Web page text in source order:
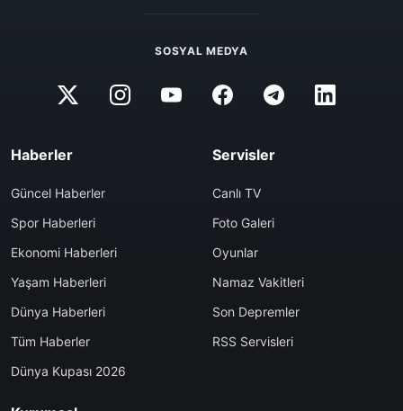
SOSYAL MEDYA
Haberler
Güncel Haberler
Spor Haberleri
Ekonomi Haberleri
Yaşam Haberleri
Dünya Haberleri
Tüm Haberler
Dünya Kupası 2026
Servisler
Canlı TV
Foto Galeri
Oyunlar
Namaz Vakitleri
Son Depremler
RSS Servisleri